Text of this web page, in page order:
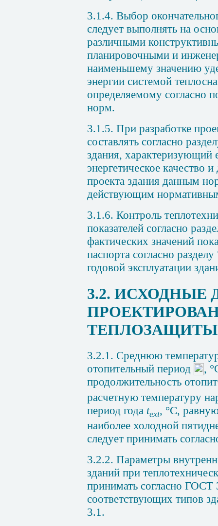
3.1.4. Выбор
следует выполнять на
различными
планировочными и
наименьшему значению
энергии системой
определяемому согласно
норм.
3.1.5. При разработке
составлять согласно
здания, характеризующий
энергетическое качество
проекта здания данным
действующим
3.1.6. Контроль
показателей согласно
фактических значений
паспорта согласно
годовой эксплуатации
3.2. ИСХОДНЫЕ
3.2.1. Среднюю
отопительный период
,
продолжительность
расчетную температуру
период года text, °С,
наиболее холодной
следует принимать
3.2.2. Параметры
зданий при
принимать согласно ГОСТ
соответствующих типов
3.1.